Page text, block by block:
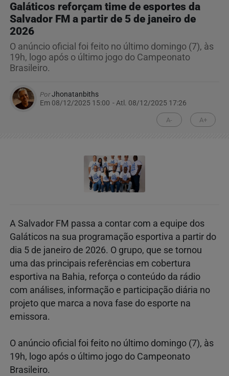
Galáticos reforçam time de esportes da
Salvador FM a partir de 5 de janeiro de
2026
O anúncio oficial foi feito no último domingo (7), às
19h, logo após o último jogo do Campeonato
Brasileiro.
PorJhonatanbiths
Em 08/12/2025 15:00 - Atl. 08/12/2025 17:26
A- A+
A Salvador FM passa a contar com a equipe dos
Galáticos na sua programação esportiva a partir do
dia 5 de janeiro de 2026. O grupo, que se tornou
uma das principais referências em cobertura
esportiva na Bahia, reforça o conteúdo da rádio
com análises, informação e participação diária no
projeto que marca a nova fase do esporte na
emissora.
O anúncio oficial foi feito no último domingo (7), às
19h, logo após o último jogo do Campeonato
Brasileiro.